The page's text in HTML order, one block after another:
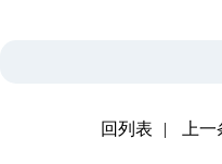
回列表 | 上一